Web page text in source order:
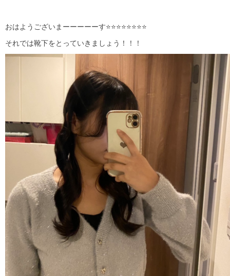
おはようございまーーーーーす⭐⭐⭐⭐⭐⭐⭐⭐
それでは靴下をとっていきましょう！！！